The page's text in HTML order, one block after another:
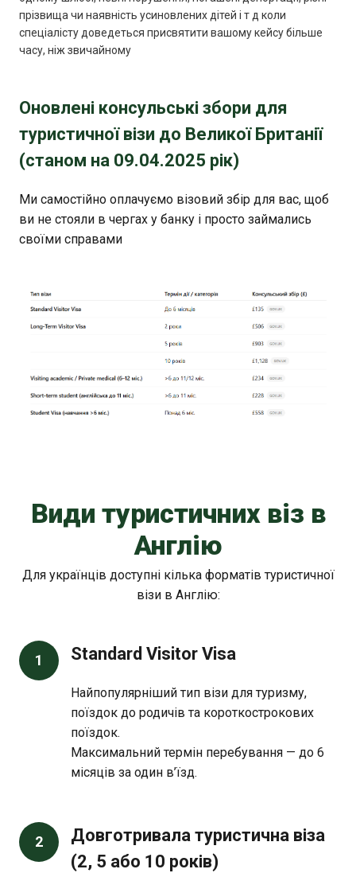
прізвища чи наявність усиновлених дітей і т д коли
спеціалісту доведеться присвятити вашому кейсу більше
часу, ніж звичайному
Оновлені консульські збори для
туристичної візи до Великої Британії
(станом на 09.04.2025 рік)
Ми самостійно оплачуємо візовий збір для вас, щоб
ви не стояли в чергах у банку і просто займались
своїми справами
Види туристичних віз в
Англію
Для українців доступні кілька форматів туристичної
візи в Англію:
1 Standard Visitor Visa
Найпопулярніший тип візи для туризму,
поїздок до родичів та короткострокових
поїздок.
Максимальний термін перебування — до 6
місяців за один в’їзд.
2
Довготривала туристична віза
(2, 5 або 10 років)